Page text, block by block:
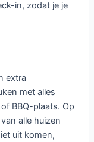
in, zodat je je
extra
met alles
BBQ-plaats. Op
alle huizen
uit komen,